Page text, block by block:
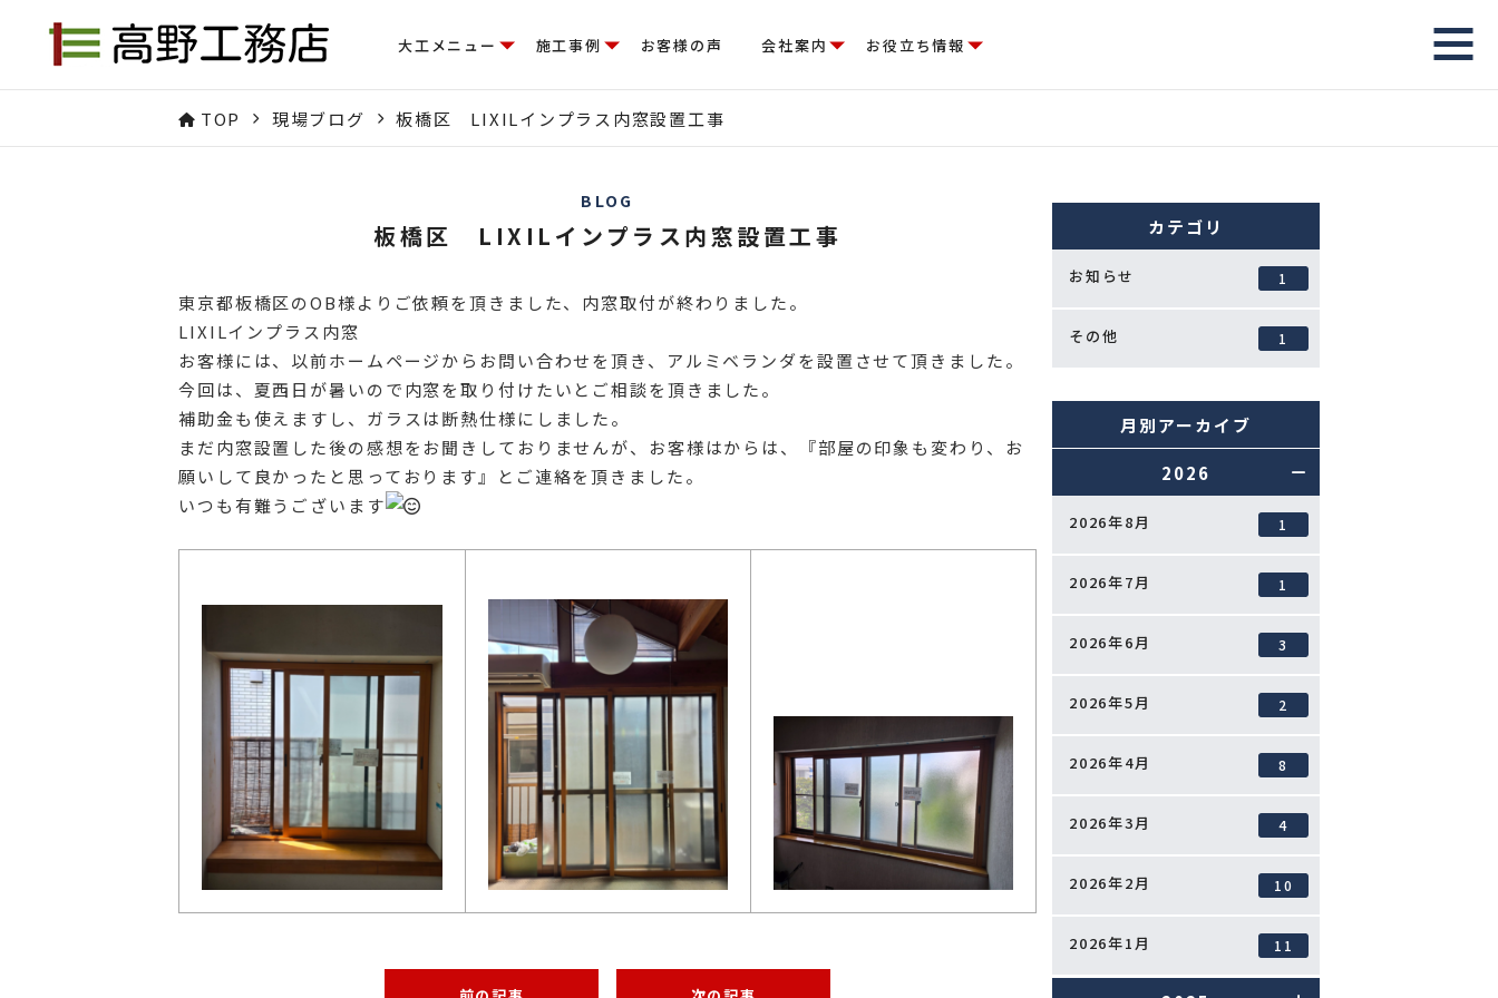
大工メニュー 施工事例 お客様の声 会社案内 お役立ち情報
TOP 現場ブログ 板橋区 LIXILインプラス内窓設置工事
BLOG
板橋区 LIXILインプラス内窓設置工事
東京都板橋区のOB様よりご依頼を頂きました、内窓取付が終わりました。
LIXILインプラス内窓
お客様には、以前ホームページからお問い合わせを頂き、アルミベランダを設置させて頂きました。
今回は、夏西日が暑いので内窓を取り付けたいとご相談を頂きました。
補助金も使えますし、ガラスは断熱仕様にしました。
まだ内窓設置した後の感想をお聞きしておりませんが、お客様はからは、『部屋の印象も変わり、お
願いして良かったと思っております』とご連絡を頂きました。
いつも有難うございます
カテゴリ
お知らせ 1
その他 1
月別アーカイブ
2026
2026年8月 1
2026年7月 1
2026年6月 3
2026年5月 2
2026年4月 8
2026年3月 4
2026年2月 10
2026年1月 11